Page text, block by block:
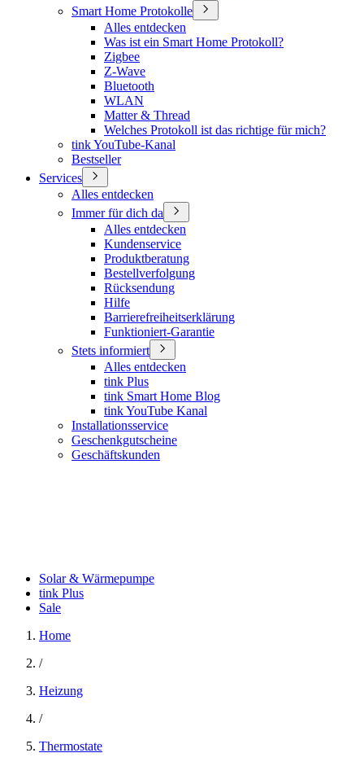
Smart Home Protokolle
Alles entdecken
Was ist ein Smart Home Protokoll?
Zigbee
Z-Wave
Bluetooth
WLAN
Matter & Thread
Welches Protokoll ist das richtige für mich?
tink YouTube-Kanal
Bestseller
Services
Alles entdecken
Immer für dich da
Alles entdecken
Kundenservice
Produktberatung
Bestellverfolgung
Rücksendung
Hilfe
Barrierefreiheitserklärung
Funktioniert-Garantie
Stets informiert
Alles entdecken
tink Plus
tink Smart Home Blog
tink YouTube Kanal
Installationsservice
Geschenkgutscheine
Geschäftskunden
Solar & Wärmepumpe
tink Plus
Sale
Home
/
Heizung
/
Thermostate